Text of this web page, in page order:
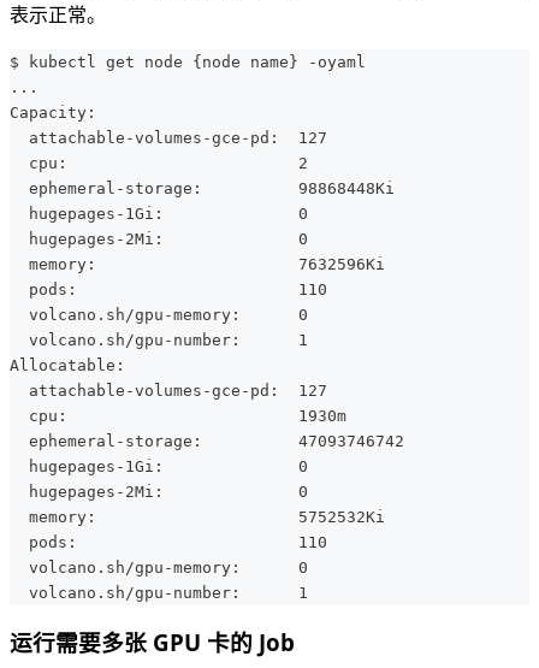
表示正常。
$ kubectl get node {node name} -oyaml
...
Capacity:
  attachable-volumes-gce-pd:  127
  cpu:                        2
  ephemeral-storage:          98868448Ki
  hugepages-1Gi:              0
  hugepages-2Mi:              0
  memory:                     7632596Ki
  pods:                       110
  volcano.sh/gpu-memory:      0
  volcano.sh/gpu-number:      1
Allocatable:
  attachable-volumes-gce-pd:  127
  cpu:                        1930m
  ephemeral-storage:          47093746742
  hugepages-1Gi:              0
  hugepages-2Mi:              0
  memory:                     5752532Ki
  pods:                       110
  volcano.sh/gpu-memory:      0
  volcano.sh/gpu-number:      1
运行需要多张 GPU 卡的 Job